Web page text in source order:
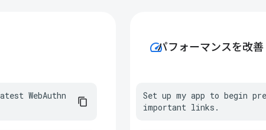
WebAuthn
speedパフォーマンスを改善
Set up my app to begin
important links.